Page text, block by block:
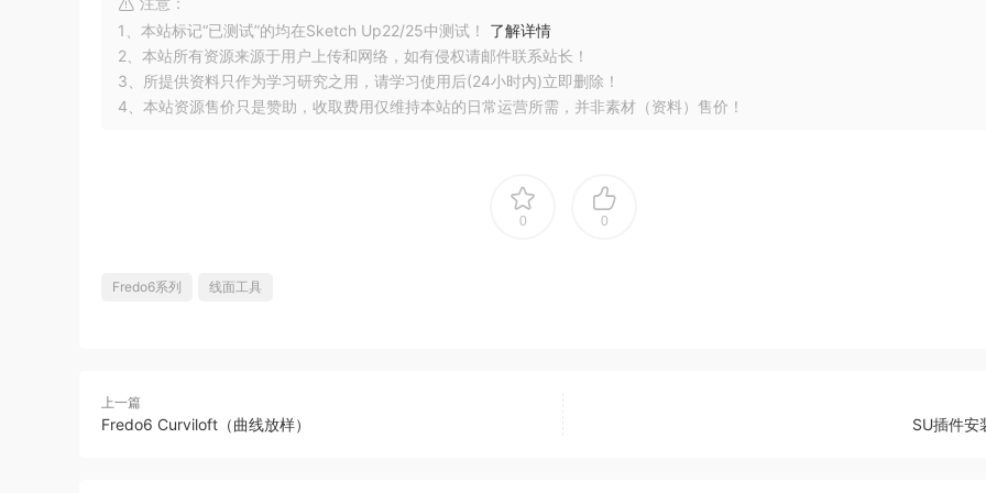
1、本站标记“已测试”的均在Sketch Up22/25中测试！ 了解详情
2、本站所有资源来源于用户上传和网络，如有侵权请邮件联系站长！
3、所提供资料只作为学习研究之用，请学习使用后(24小时内)立即删除！
4、本站资源售价只是赞助，收取费用仅维持本站的日常运营所需，并非素材（资料）售价！
0 0
Fredo6系列 线面工具
上一篇
Fredo6 Curviloft（曲线放样） SU插件安